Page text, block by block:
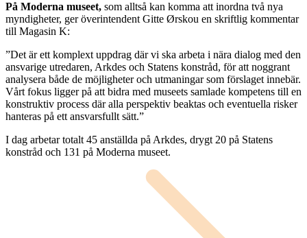
På Moderna museet, som alltså kan komma att inordna två nya
myndigheter, ger överintendent Gitte Ørskou en skriftlig kommentar
till Magasin K:
”Det är ett komplext uppdrag där vi ska arbeta i nära dialog med den
ansvarige utredaren, Arkdes och Statens konstråd, för att noggrant
analysera både de möjligheter och utmaningar som förslaget innebär.
Vårt fokus ligger på att bidra med museets samlade kompetens till en
konstruktiv process där alla perspektiv beaktas och eventuella risker
hanteras på ett ansvarsfullt sätt.”
I dag arbetar totalt 45 anställda på Arkdes, drygt 20 på Statens
konstråd och 131 på Moderna museet.